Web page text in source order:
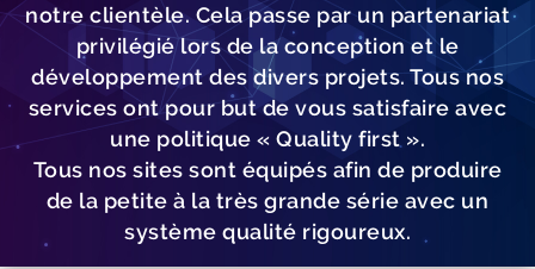
notre clientèle. Cela passe par un partenariat
privilégié lors de la conception et le
développement des divers projets. Tous nos
services ont pour but de vous satisfaire avec
une politique « Quality first ».
Tous nos sites sont équipés afin de produire
de la petite à la très grande série avec un
système qualité rigoureux.